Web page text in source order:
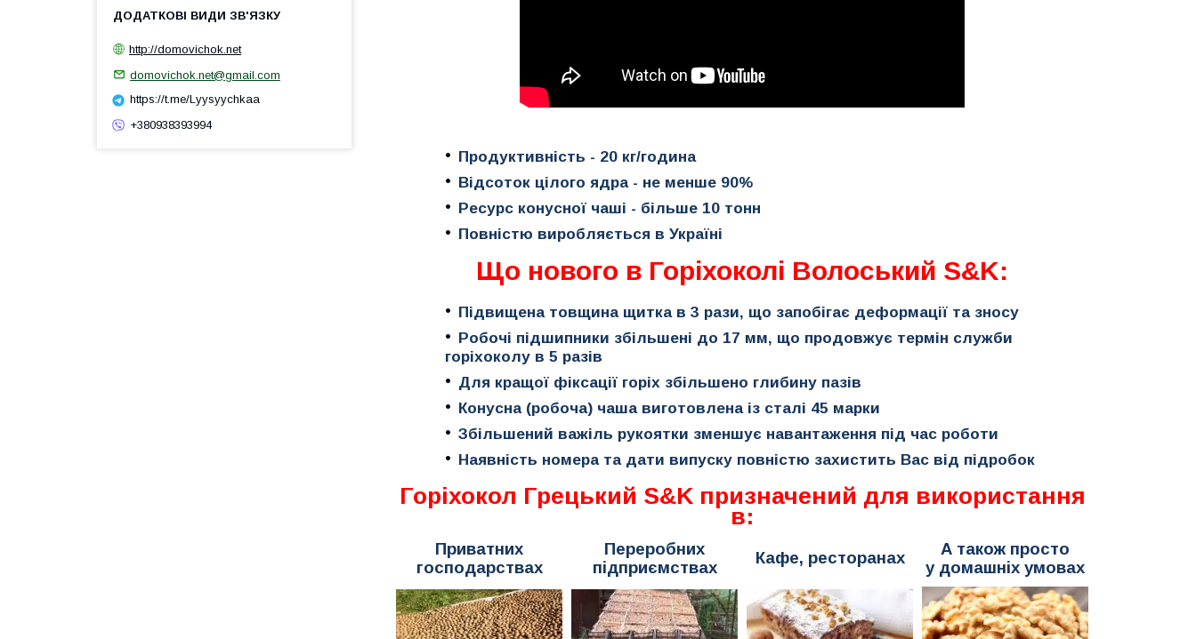
Продуктивність - 20 кг/година
Відсоток цілого ядра - не менше 90%
Ресурс конусної чаші - більше 10 тонн
Повністю виробляється в Україні
Що нового в Горіхоколі Волоський S&K:
Підвищена товщина щитка в 3 рази, що запобігає деформації та зносу
Робочі підшипники збільшені до 17 мм, що продовжує термін служби
горіхоколу в 5 разів
Для кращої фіксації горіх збільшено глибину пазів
Конусна (робоча) чаша виготовлена ​​із сталі 45 марки
Збільшений важіль рукоятки зменшує навантаження під час роботи
Наявність номера та дати випуску повністю захистить Вас від підробок
Горіхокол Грецький S&K призначений для використання
в:
Приватних
господарствах
Переробних
підприємствах
Кафе, ресторанах
А також просто
у домашніх умовах
http://domovichok.net
domovichok.net@gmail.com
https://t.me/Lyysyychkaa
+380938393994